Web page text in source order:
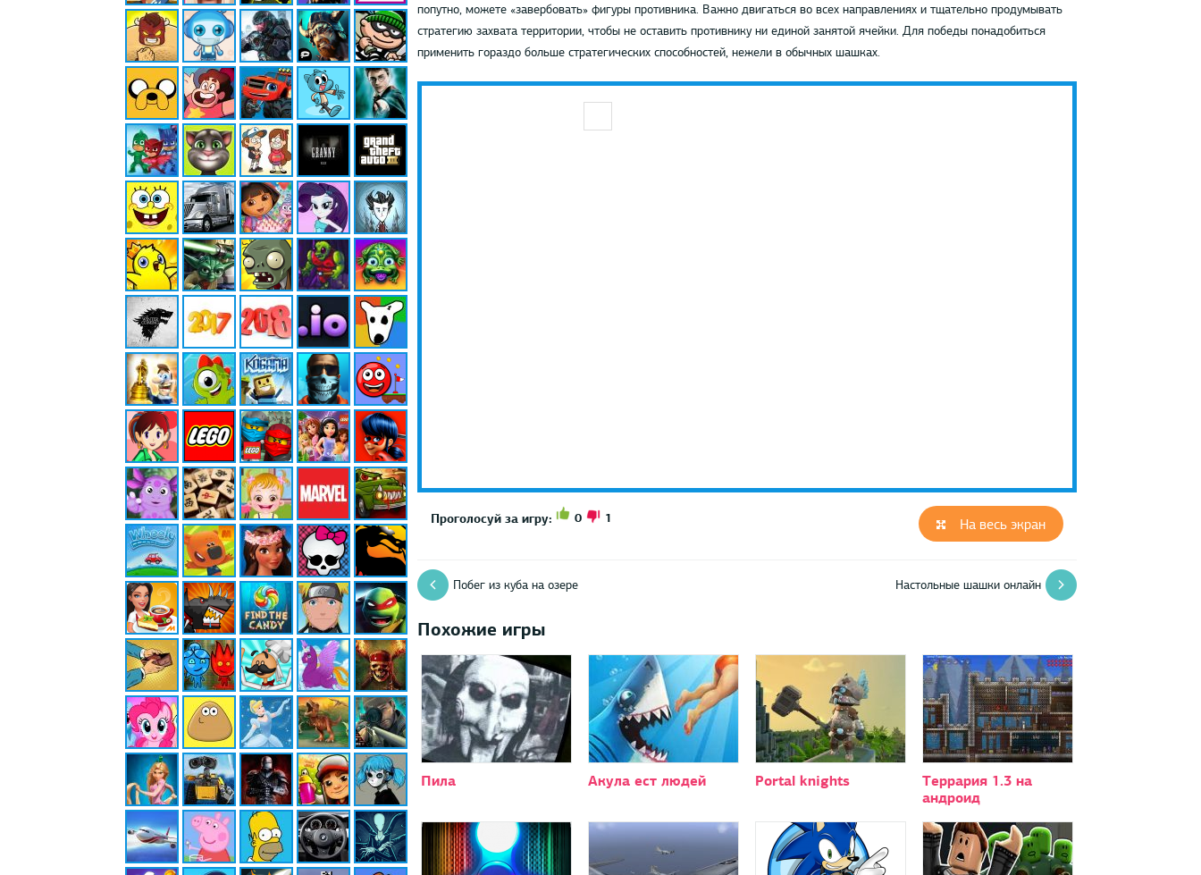
попутно, можете «завербовать» фигуры противника. Важно двигаться во всех направлениях и тщательно продумывать
стратегию захвата территории, чтобы не оставить противнику ни единой занятой ячейки. Для победы понадобиться
применить гораздо больше стратегических способностей, нежели в обычных шашках.
На весь экран
Проголосуй за игру: 0 1
Побег из куба на озере Настольные шашки онлайн
Похожие игры
Пила Акула ест людей Portal knights
Террария 1.3 на
андроид